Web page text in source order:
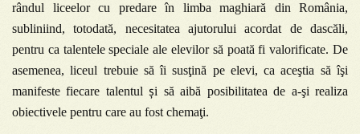
rândul liceelor cu predare în limba maghiară din România,
subliniind, totodată, necesitatea ajutorului acordat de dascăli,
pentru ca talentele speciale ale elevilor să poată fi valorificate. De
asemenea, liceul trebuie să îi susţină pe elevi, ca aceştia să îşi
manifeste fiecare talentul și să aibă posibilitatea de a-şi realiza
obiectivele pentru care au fost chemaţi.